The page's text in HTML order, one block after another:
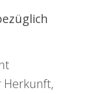
Herkunft,